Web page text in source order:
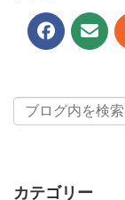
カテゴリー